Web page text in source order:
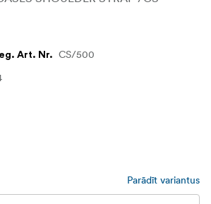
Art. Nr. CS/500
Parādīt variantus